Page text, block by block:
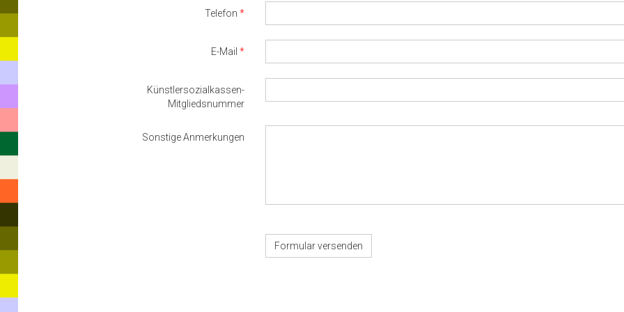
Telefon
E-Mail
Künstlersozialkassen-
Mitgliedsnummer
Sonstige Anmerkungen
Formular versenden